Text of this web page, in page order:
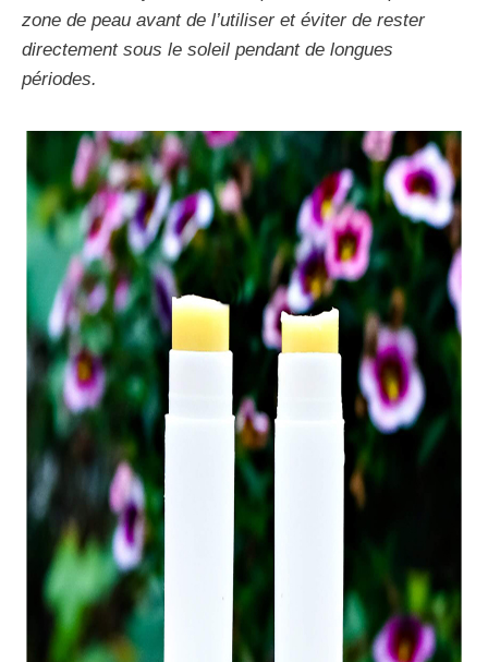
zone de peau avant de l’utiliser et éviter de rester
directement sous le soleil pendant de longues
périodes.